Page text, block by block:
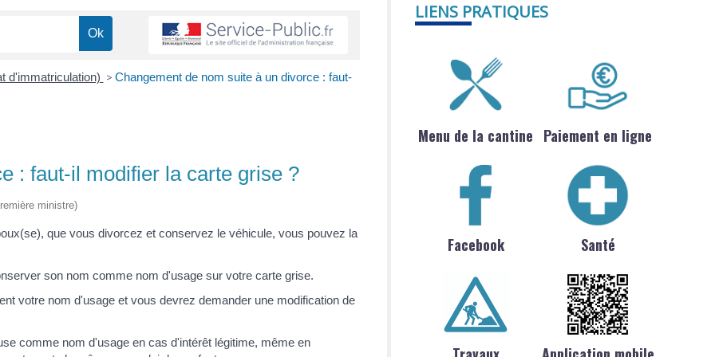
d'immatriculation) > Changement de nom suite à un divorce : faut-
: faut-il modifier la carte grise ?
ministre)
que vous divorcez et conservez le véhicule, vous pouvez la
son nom comme nom d'usage sur votre carte grise.
votre nom d'usage et vous devrez demander une modification de
comme nom d'usage en cas d'intérêt légitime, même en
LIENS PRATIQUES
Menu de la cantine Paiement en ligne
Facebook Santé